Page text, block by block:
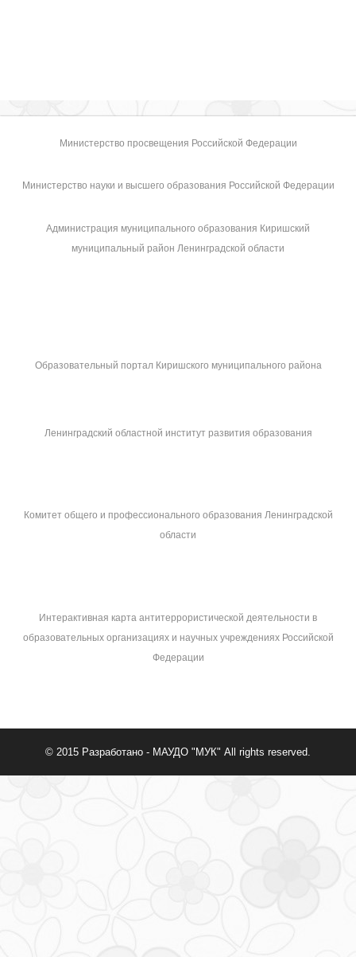
Министерство просвещения Российской Федерации
Министерство науки и высшего образования Российской Федерации
Администрация муниципального образования Киришский
муниципальный район Ленинградской области
Образовательный портал Киришского муниципального района
Ленинградский областной институт развития образования
Комитет общего и профессионального образования Ленинградской
области
Интерактивная карта антитеррористической деятельности в
образовательных организациях и научных учреждениях Российской
Федерации
© 2015 Разработано - МАУДО "МУК" All rights reserved.